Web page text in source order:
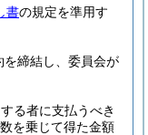
書の規定を準用す
締結し、委員会が
る者に支払うべき
を乗じて得た金額